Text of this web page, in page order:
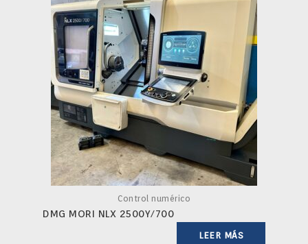
Control numérico
DMG MORI NLX 2500Y/700
LEER MÁS